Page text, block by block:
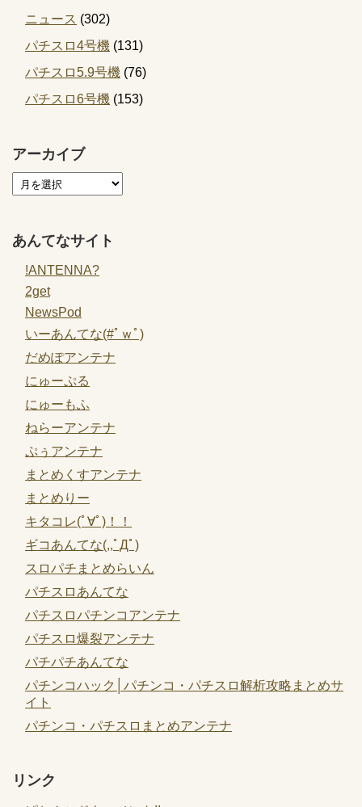
ニュース (302)
パチスロ4号機 (131)
パチスロ5.9号機 (76)
パチスロ6号機 (153)
アーカイブ
あんてなサイト
!ANTENNA?
2get
NewsPod
いーあんてな(#ﾟｗﾟ)
だめぽアンテナ
にゅーぷる
にゅーもふ
ねらーアンテナ
ぷぅアンテナ
まとめくすアンテナ
まとめりー
キタコレ(ﾟ∀ﾟ)！！
ギコあんてな(,,ﾟДﾟ)
スロパチまとめらいん
パチスロあんてな
パチスロパチンコアンテナ
パチスロ爆裂アンテナ
パチパチあんてな
パチンコハック│パチンコ・パチスロ解析攻略まとめサ
イト
パチンコ・パチスロまとめアンテナ
リンク